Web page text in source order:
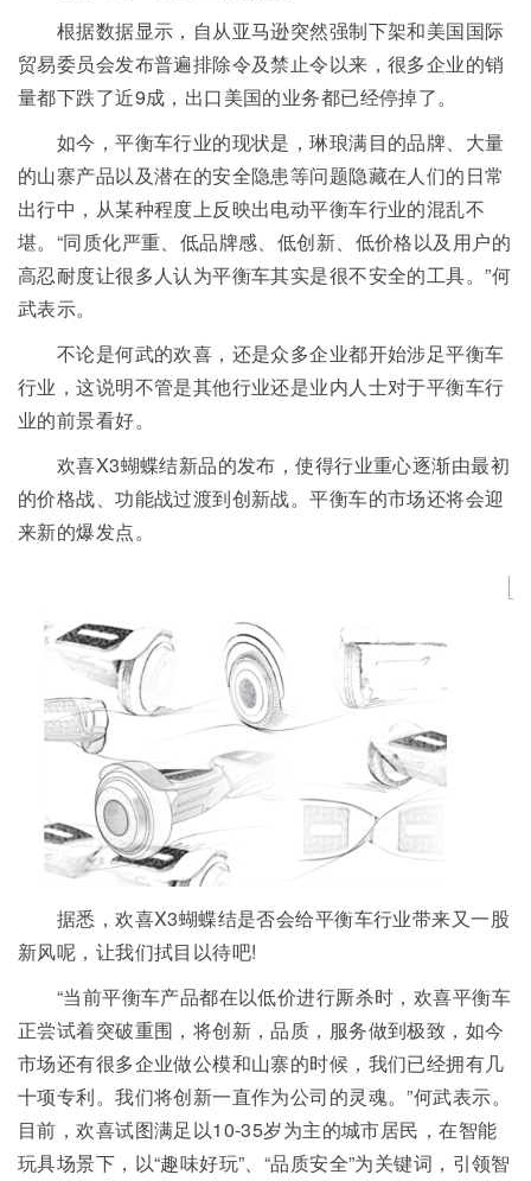
根据数据显示，自从亚马逊突然强制下架和美国国际
贸易委员会发布普遍排除令及禁止令以来，很多企业的销
量都下跌了近9成，出口美国的业务都已经停掉了。
如今，平衡车行业的现状是，琳琅满目的品牌、大量
的山寨产品以及潜在的安全隐患等问题隐藏在人们的日常
出行中，从某种程度上反映出电动平衡车行业的混乱不
堪。“同质化严重、低品牌感、低创新、低价格以及用户的
高忍耐度让很多人认为平衡车其实是很不安全的工具。”何
武表示。
不论是何武的欢喜，还是众多企业都开始涉足平衡车
行业，这说明不管是其他行业还是业内人士对于平衡车行
业的前景看好。
欢喜X3蝴蝶结新品的发布，使得行业重心逐渐由最初
的价格战、功能战过渡到创新战。平衡车的市场还将会迎
来新的爆发点。
据悉，欢喜X3蝴蝶结是否会给平衡车行业带来又一股
新风呢，让我们拭目以待吧!
“当前平衡车产品都在以低价进行厮杀时，欢喜平衡车
正尝试着突破重围，将创新，品质，服务做到极致，如今
市场还有很多企业做公模和山寨的时候，我们已经拥有几
十项专利。我们将创新一直作为公司的灵魂。”何武表示。
目前，欢喜试图满足以10-35岁为主的城市居民，在智能
玩具场景下，以“趣味好玩”、“品质安全”为关键词，引领智